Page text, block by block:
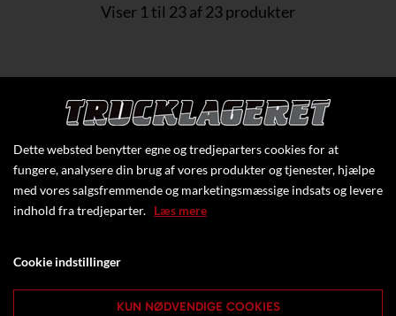
Viser 1 til 23 af 23 produkter
MERE TILBEHØR TIL DINE
TRUCKS OG ANDET
LØFTEUDSTYR
Se meretilbehør, som fx. forlængergafler eller
batterier og opladere fra Trucklageret til din
Dette websted benytter egne og tredjeparters cookies for at
fungere, analysere din brug af vores produkter og tjenester, hjælpe
med vores salgsfremmende og marketingsmæssige indsats og levere
indhold fra tredjeparter. Læs mere
Cookie indstillinger
KUN NØDVENDIGE COOKIES